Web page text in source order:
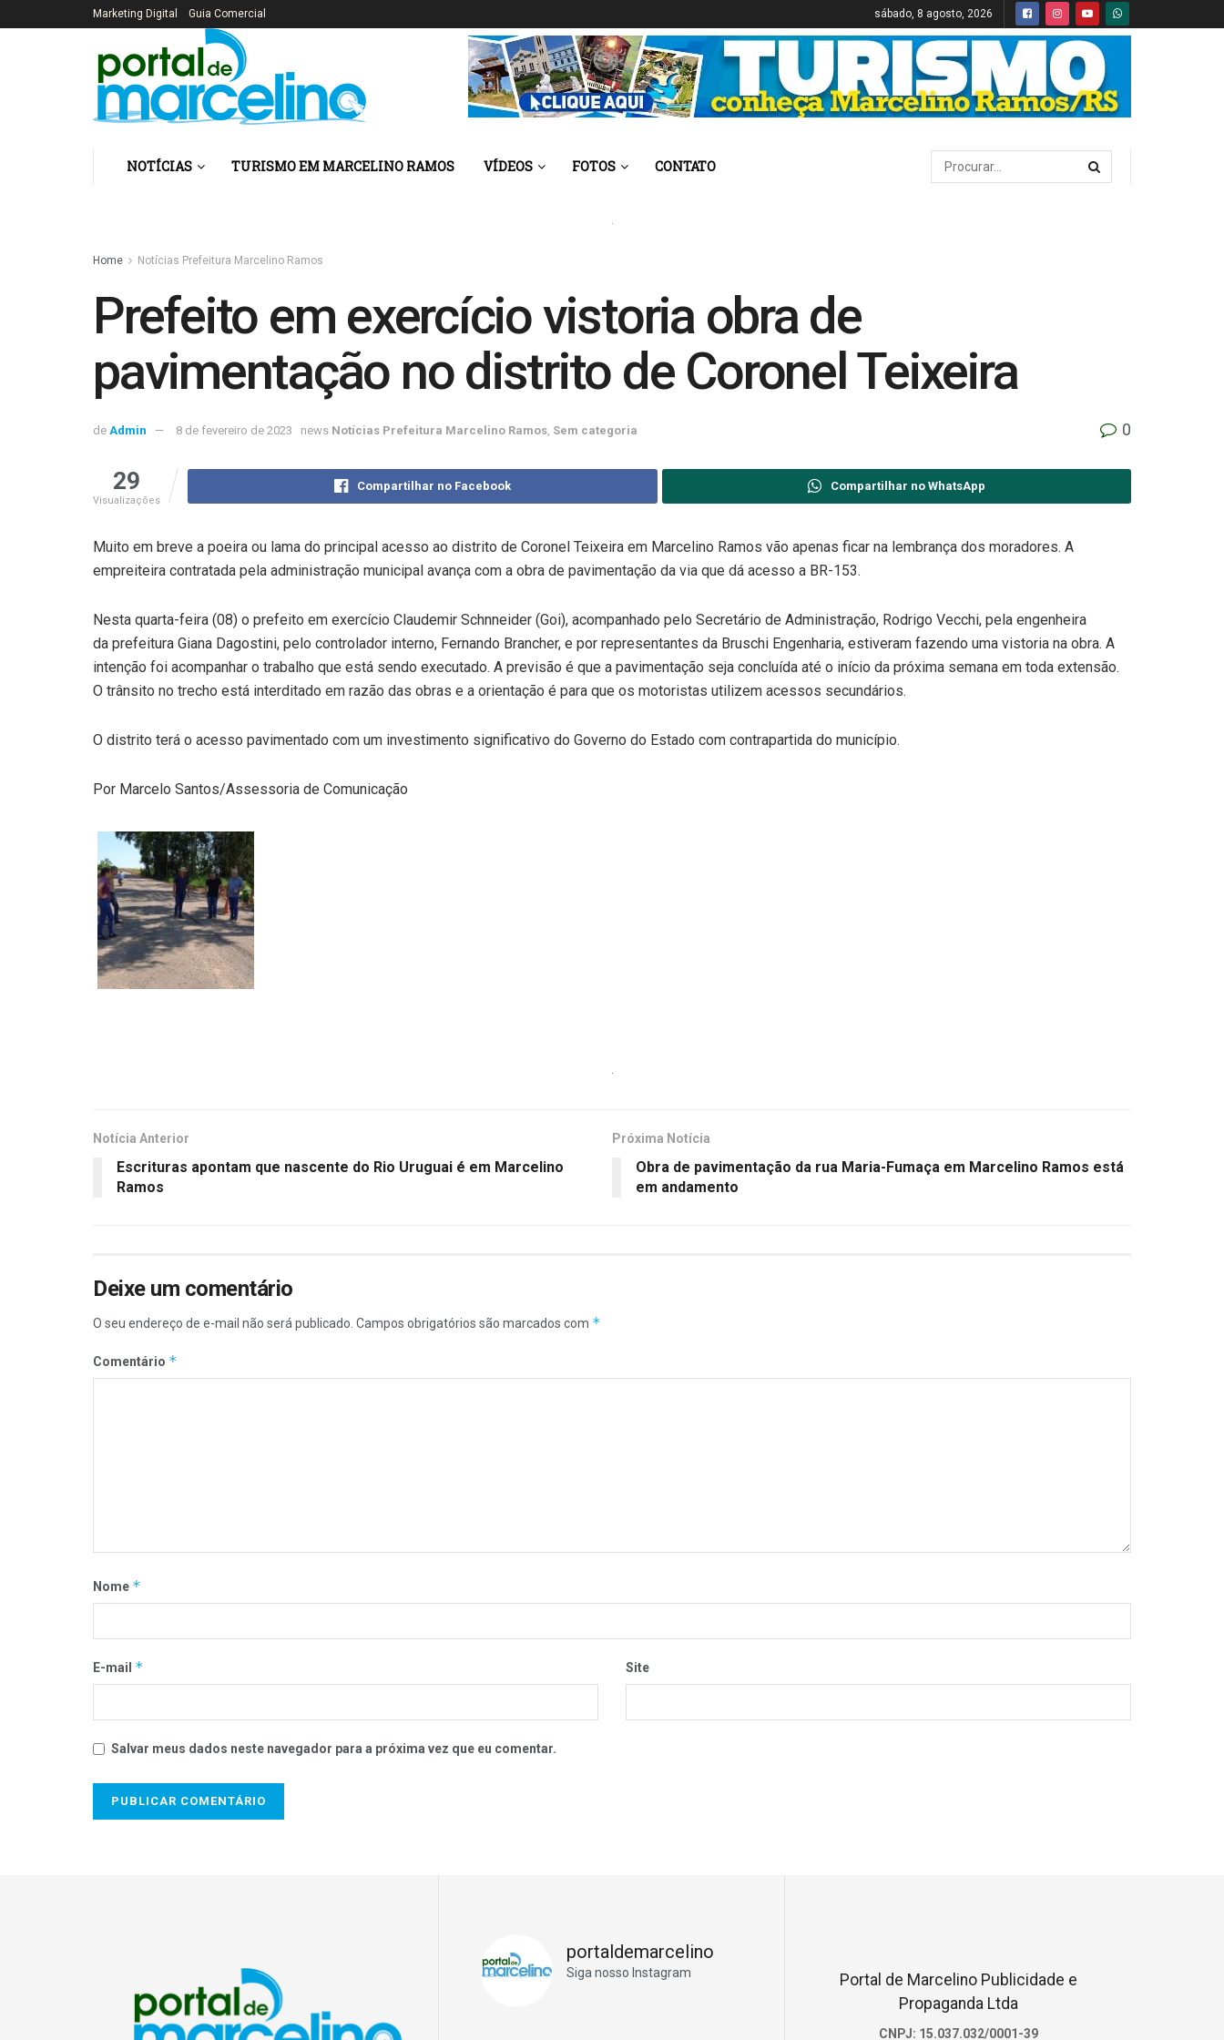
Marketing Digital Guia Comercial sábado, 8 agosto, 2026
NOTÍCIAS TURISMO EM MARCELINO RAMOS VÍDEOS FOTOS CONTATO
Home Notícias Prefeitura Marcelino Ramos
Prefeito em exercício vistoria obra de
pavimentação no distrito de Coronel Teixeira
de Admin 8 de fevereiro de 2023 news Notícias Prefeitura Marcelino Ramos, Sem categoria 0
29
Visualizações
Compartilhar no Facebook Compartilhar no WhatsApp
Muito em breve a poeira ou lama do principal acesso ao distrito de Coronel Teixeira em Marcelino Ramos vão apenas ficar na lembrança dos moradores. A
empreiteira contratada pela administração municipal avança com a obra de pavimentação da via que dá acesso a BR-153.
Nesta quarta-feira (08) o prefeito em exercício Claudemir Schnneider (Goi), acompanhado pelo Secretário de Administração, Rodrigo Vecchi, pela engenheira
da prefeitura Giana Dagostini, pelo controlador interno, Fernando Brancher, e por representantes da Bruschi Engenharia, estiveram fazendo uma vistoria na obra. A
intenção foi acompanhar o trabalho que está sendo executado. A previsão é que a pavimentação seja concluída até o início da próxima semana em toda extensão.
O trânsito no trecho está interditado em razão das obras e a orientação é para que os motoristas utilizem acessos secundários.
O distrito terá o acesso pavimentado com um investimento significativo do Governo do Estado com contrapartida do município.
Por Marcelo Santos/Assessoria de Comunicação
Notícia Anterior
Escrituras apontam que nascente do Rio Uruguai é em Marcelino
Ramos
Próxima Notícia
Obra de pavimentação da rua Maria-Fumaça em Marcelino Ramos está
em andamento
Deixe um comentário
O seu endereço de e-mail não será publicado. Campos obrigatórios são marcados com *
Comentário *
Nome *
E-mail * Site
Salvar meus dados neste navegador para a próxima vez que eu comentar.
portaldemarcelino
Siga nosso Instagram
Portal de Marcelino Publicidade e
Propaganda Ltda
CNPJ: 15.037.032/0001-39